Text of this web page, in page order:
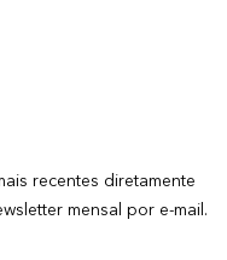
recentes diretamente
mensal por e-mail.